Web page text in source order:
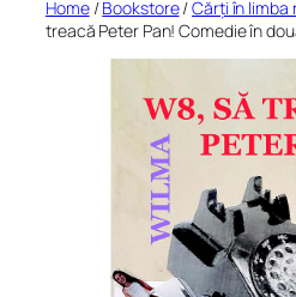
Home/Bookstore/Cărți în limba
treacă Peter Pan! Comedie în